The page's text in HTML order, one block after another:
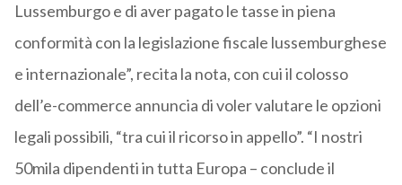
Lussemburgo e di aver pagato le tasse in piena
conformità con la legislazione fiscale lussemburghese
e internazionale”, recita la nota, con cui il colosso
dell’e-commerce annuncia di voler valutare le opzioni
legali possibili, “tra cui il ricorso in appello”. “I nostri
50mila dipendenti in tutta Europa – conclude il